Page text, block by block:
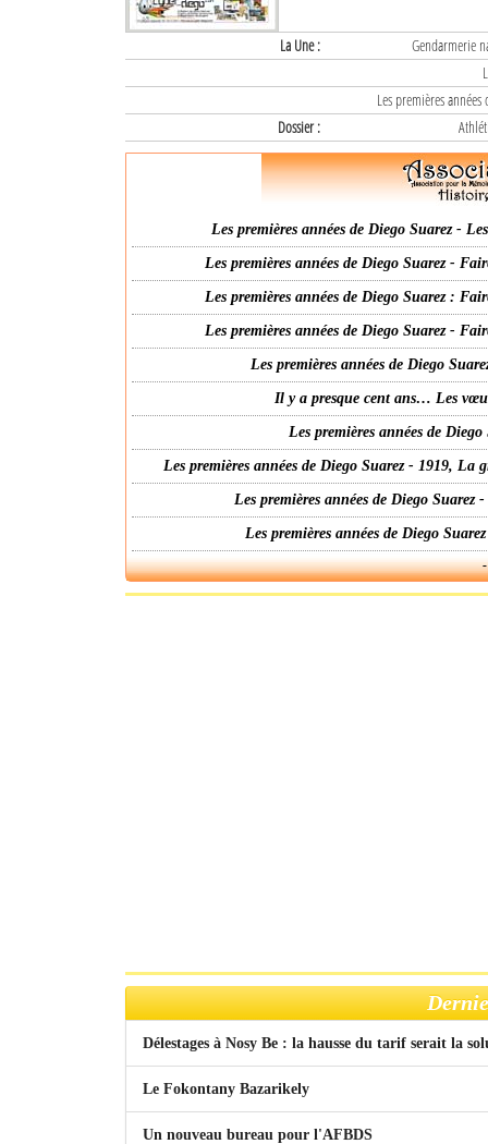
La Une :
Gendarmerie
Les premières
Dossier :
Les premières années de Diego Suarez -
Les premières années de Diego Suarez -
Les premières années de Diego Suarez :
Les premières années de Diego Suarez -
Les premières années de Diego
Il y a presque cent ans… Les
Les premières années de
Les premières années de Diego Suarez - 1919,
Les premières années de Diego
Les premières années de Diego
Délestages à Nosy Be : la hausse du tarif serait la
Le Fokontany Bazarikely
Un nouveau bureau pour l'AFBDS